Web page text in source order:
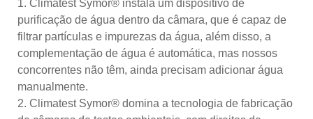
1. Climatest Symor® instala um dispositivo de
purificação de água dentro da câmara, que é capaz de
filtrar partículas e impurezas da água, além disso, a
complementação de água é automática, mas nossos
concorrentes não têm, ainda precisam adicionar água
manualmente.
2. Climatest Symor® domina a tecnologia de fabricação